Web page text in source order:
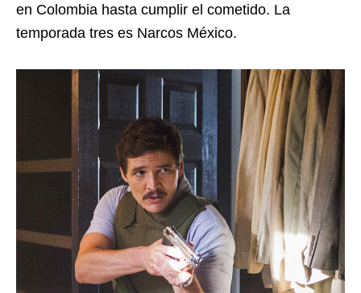
en Colombia hasta cumplir el cometido. La
temporada tres es Narcos México.